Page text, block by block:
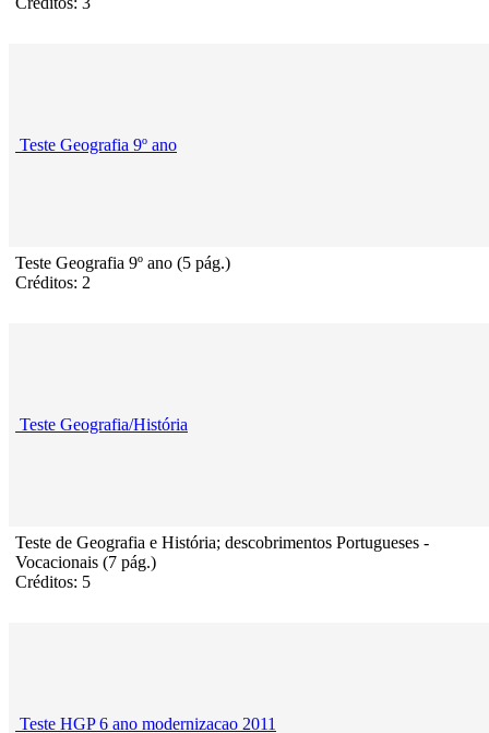
Teste Geografia 9º ano
Teste Geografia 9º ano (5 pág.)
Créditos: 2
Teste Geografia/História
Teste de Geografia e História; descobrimentos Portugueses -
Vocacionais (7 pág.)
Créditos: 5
Teste HGP 6 ano modernizacao 2011